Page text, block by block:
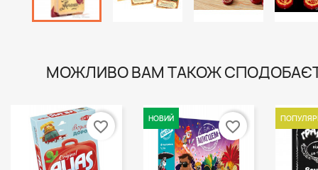
МОЖЛИВО ВАМ ТАКОЖ
favorite_border
НОВИЙ
favorite_border